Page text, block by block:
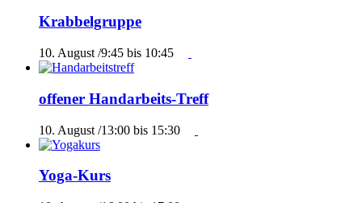
Krabbelgruppe
10. August /9:45 bis 10:45
offener Handarbeits-Treff
10. August /13:00 bis 15:30
Yoga-Kurs